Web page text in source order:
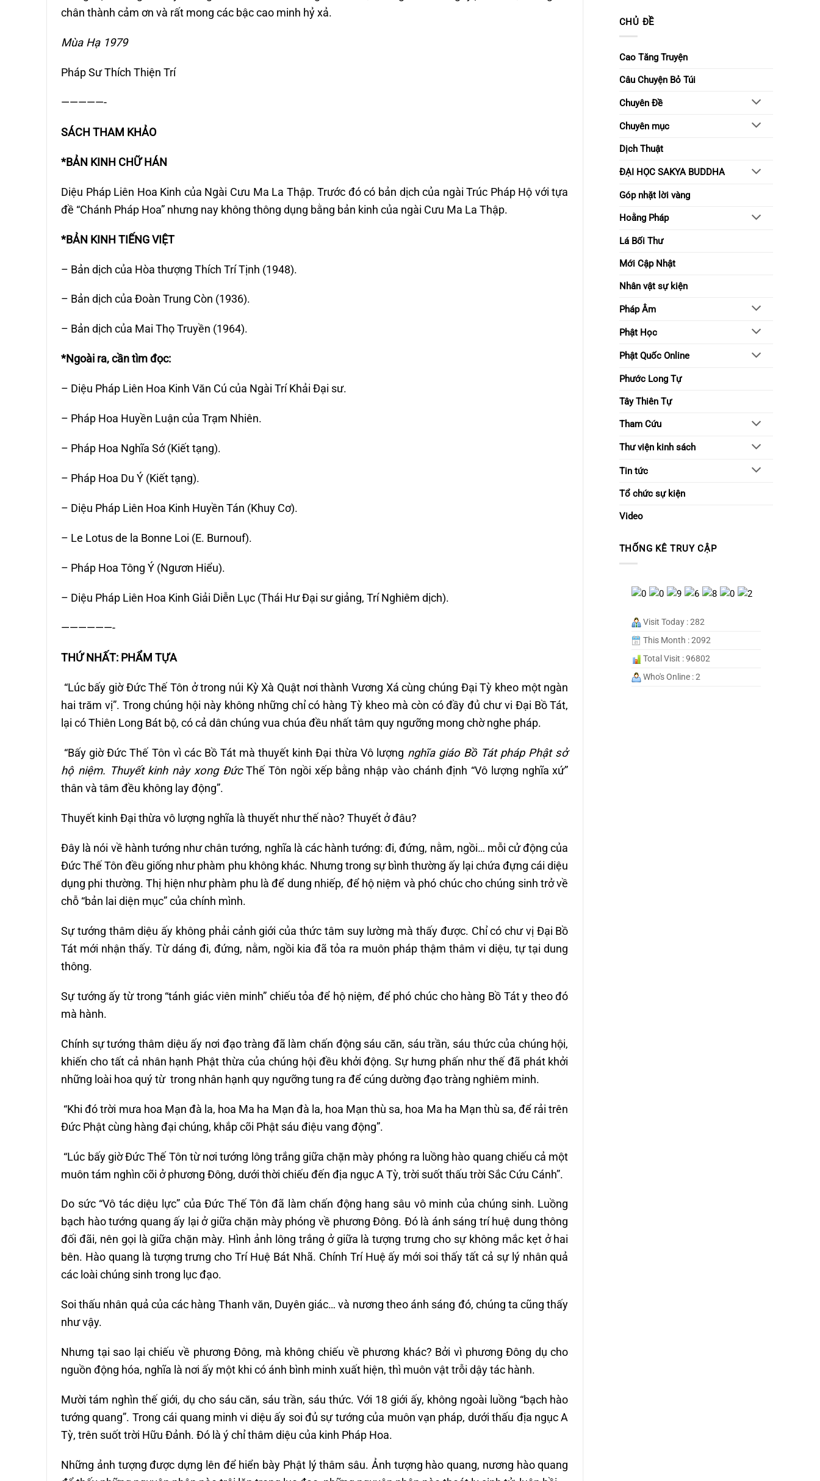
chân thành cảm ơn và rất mong các bậc cao minh hỷ xả.
Mùa Hạ 1979
Pháp Sư Thích Thiện Trí
—————-
SÁCH THAM KHẢO
*BẢN KINH CHỮ HÁN
Diệu Pháp Liên Hoa Kinh của Ngài Cưu Ma La Thập. Trước đó có bản dịch của ngài Trúc Pháp Hộ với tựa
đề “Chánh Pháp Hoa” nhưng nay không thông dụng bằng bản kinh của ngài Cưu Ma La Thập.
*BẢN KINH TIẾNG VIỆT
– Bản dịch của Hòa thượng Thích Trí Tịnh (1948).
– Bản dịch của Đoàn Trung Còn (1936).
– Bản dịch của Mai Thọ Truyền (1964).
*Ngoài ra, cần tìm đọc:
– Diệu Pháp Liên Hoa Kinh Văn Cú của Ngài Trí Khải Đại sư.
– Pháp Hoa Huyền Luận của Trạm Nhiên.
– Pháp Hoa Nghĩa Sớ (Kiết tạng).
– Pháp Hoa Du Ý (Kiết tạng).
– Diệu Pháp Liên Hoa Kinh Huyền Tán (Khuy Cơ).
– Le Lotus de la Bonne Loi (E. Burnouf).
– Pháp Hoa Tông Ý (Ngươn Hiểu).
– Diệu Pháp Liên Hoa Kinh Giải Diễn Lục (Thái Hư Đại sư giảng, Trí Nghiêm dịch).
——————-
THỨ NHẤT: PHẨM TỰA
“Lúc bấy giờ Đức Thế Tôn ở trong núi Kỳ Xà Quật nơi thành Vương Xá cùng chúng Đại Tỳ kheo một ngàn
hai trăm vị”. Trong chúng hội này không những chỉ có hàng Tỳ kheo mà còn có đầy đủ chư vi Đại Bồ Tát,
lại có Thiên Long Bát bộ, có cả dân chúng vua chúa đều nhất tâm quy ngưỡng mong chờ nghe pháp.
“Bấy giờ Đức Thế Tôn vì các Bồ Tát mà thuyết kinh Đại thừa Vô lượng nghĩa giáo Bồ Tát pháp Phật sở
hộ niệm. Thuyết kinh này xong ĐứcThế Tôn ngồi xếp bằng nhập vào chánh định “Vô lượng nghĩa xứ”
thân và tâm đều không lay động”.
Thuyết kinh Đại thừa vô lượng nghĩa là thuyết như thế nào? Thuyết ở đâu?
Đây là nói về hành tướng như chân tướng, nghĩa là các hành tướng: đi, đứng, nằm, ngồi… mỗi cử động của
Đức Thế Tôn đều giống như phàm phu không khác. Nhưng trong sự bình thường ấy lại chứa đựng cái diệu
dụng phi thường. Thị hiện như phàm phu là để dung nhiếp, để hộ niệm và phó chúc cho chúng sinh trở về
chỗ “bản lai diện mục” của chính mình.
Sự tướng thâm diệu ấy không phải cảnh giới của thức tâm suy lường mà thấy được. Chỉ có chư vị Đại Bồ
Tát mới nhận thấy. Từ dáng đi, đứng, nằm, ngồi kia đã tỏa ra muôn pháp thậm thâm vi diệu, tự tại dung
thông.
Sự tướng ấy từ trong “tánh giác viên minh” chiếu tỏa để hộ niệm, để phó chúc cho hàng Bồ Tát y theo đó
mà hành.
Chính sự tướng thâm diệu ấy nơi đạo tràng đã làm chấn động sáu căn, sáu trần, sáu thức của chúng hội,
khiến cho tất cả nhân hạnh Phật thừa của chúng hội đều khởi động. Sự hưng phấn như thế đã phát khởi
những loài hoa quý từ trong nhân hạnh quy ngưỡng tung ra để cúng dường đạo tràng nghiêm minh.
“Khi đó trời mưa hoa Mạn đà la, hoa Ma ha Mạn đà la, hoa Mạn thù sa, hoa Ma ha Mạn thù sa, để rải trên
Đức Phật cùng hàng đại chúng, khắp cõi Phật sáu điệu vang động”.
“Lúc bấy giờ Đức Thế Tôn từ nơi tướng lông trắng giữa chặn mày phóng ra luồng hào quang chiếu cả một
muôn tám nghìn cõi ở phương Đông, dưới thời chiếu đến địa ngục A Tỳ, trời suốt thấu trời Sắc Cứu Cánh”.
Do sức “Vô tác diệu lực” của Đức Thế Tôn đã làm chấn động hang sâu vô minh của chúng sinh. Luồng
bạch hào tướng quang ấy lại ở giữa chặn mày phóng về phương Đông. Đó là ánh sáng trí huệ dung thông
đối đãi, nên gọi là giữa chặn mày. Hình ảnh lông trắng ở giữa là tượng trưng cho sự không mắc kẹt ở hai
bên. Hào quang là tượng trưng cho Trí Huệ Bát Nhã. Chính Trí Huệ ấy mới soi thấy tất cả sự lý nhân quả
các loài chúng sinh trong lục đạo.
Soi thấu nhân quả của các hàng Thanh văn, Duyên giác… và nương theo ánh sáng đó, chúng ta cũng thấy
như vậy.
Nhưng tại sao lại chiếu về phương Đông, mà không chiếu về phương khác? Bởi vì phương Đông dụ cho
nguồn động hóa, nghĩa là nơi ấy một khi có ánh bình minh xuất hiện, thì muôn vật trỗi dậy tác hành.
Mười tám nghìn thế giới, dụ cho sáu căn, sáu trần, sáu thức. Với 18 giới ấy, không ngoài luồng “bạch hào
tướng quang”. Trong cái quang minh vi diệu ấy soi đủ sự tướng của muôn vạn pháp, dưới thấu địa ngục A
Tỳ, trên suốt trời Hữu Đảnh. Đó là ý chỉ thâm diệu của kinh Pháp Hoa.
Những ảnh tượng được dựng lên để hiển bày Phật lý thâm sâu. Ảnh tượng hào quang, nương hào quang
Xây
dựng
đường
bằng
niệm
và
biết
luận
ở
làm
gốc
Nuôi
lớn
lực
trong
tỉnh
CHỦ ĐỀ
Cao Tăng Truyện
Câu Chuyện Bỏ Túi
Chuyên Đề
Chuyên mục
Dịch Thuật
ĐẠI HỌC SAKYA BUDDHA
Góp nhặt lời vàng
Hoằng Pháp
Lá Bối Thư
Mới Cập Nhật
Nhân vật sự kiện
Pháp Âm
Phật Học
Phật Quốc Online
Phước Long Tự
Tây Thiên Tự
Tham Cứu
Thư viện kinh sách
Tin tức
Tổ chức sự kiện
Video
THỐNG KÊ TRUY CẬP
Visit Today : 282
This Month : 2092
Total Visit : 96802
Who's Online : 2